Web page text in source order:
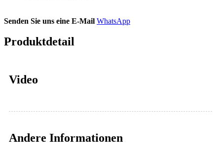
Senden Sie uns eine E-Mail WhatsApp
Produktdetail
Video
Andere Informationen